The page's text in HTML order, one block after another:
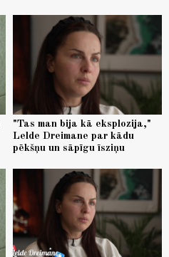
"Tas man bija kā eksplozija,"
Lelde Dreimane par kādu
pēkšņu un sāpīgu īsziņu